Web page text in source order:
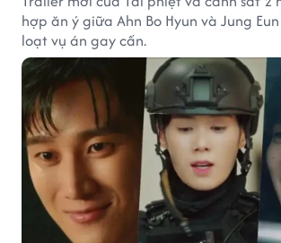
hợp ăn ý giữa Ahn Bo Hyun và Jung
loạt vụ án gay cấn.